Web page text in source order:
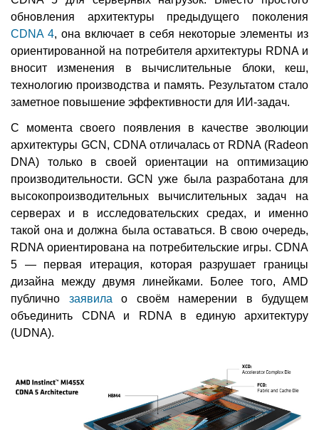
обновления архитектуры предыдущего поколения
CDNA 4, она включает в себя некоторые элементы из
ориентированной на потребителя архитектуры RDNA и
вносит изменения в вычислительные блоки, кеш,
технологию производства и память. Результатом стало
заметное повышение эффективности для ИИ-задач.
С момента своего появления в качестве эволюции
архитектуры GCN, CDNA отличалась от RDNA (Radeon
DNA) только в своей ориентации на оптимизацию
производительности. GCN уже была разработана для
высокопроизводительных вычислительных задач на
серверах и в исследовательских средах, и именно
такой она и должна была оставаться. В свою очередь,
RDNA ориентирована на потребительские игры. CDNA
5 — первая итерация, которая разрушает границы
дизайна между двумя линейками. Более того, AMD
публично заявила о своём намерении в будущем
объединить CDNA и RDNA в единую архитектуру
(UDNA).